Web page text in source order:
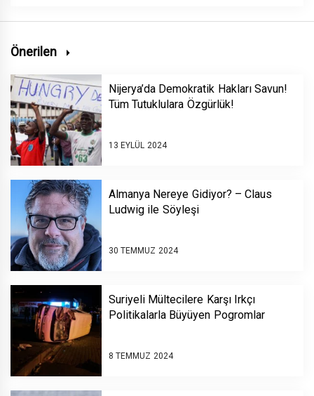
Önerilen
Nijerya’da Demokratik Hakları Savun!
Tüm Tutuklulara Özgürlük!
13 EYLÜL 2024
Almanya Nereye Gidiyor? – Claus
Ludwig ile Söyleşi
30 TEMMUZ 2024
Suriyeli Mültecilere Karşı Irkçı
Politikalarla Büyüyen Pogromlar
8 TEMMUZ 2024